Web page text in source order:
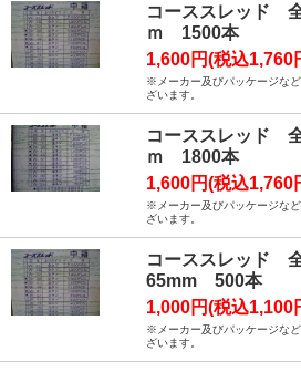
コーススレッド
ｍ 1500本
1,600円(税込1,760
※メーカー及びパッケージな
ざいます。
コーススレッド
ｍ 1800本
1,600円(税込1,760
※メーカー及びパッケージな
ざいます。
コーススレッド
65mm 500本
1,000円(税込1,100
※メーカー及びパッケージな
ざいます。